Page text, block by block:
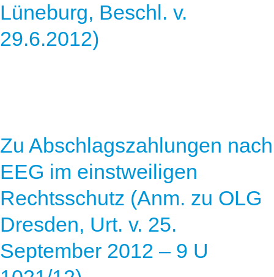
Lüneburg, Beschl. v.
29.6.2012)
Zu Abschlagszahlungen nach
EEG im einstweiligen
Rechtsschutz (Anm. zu OLG
Dresden, Urt. v. 25.
September 2012 – 9 U